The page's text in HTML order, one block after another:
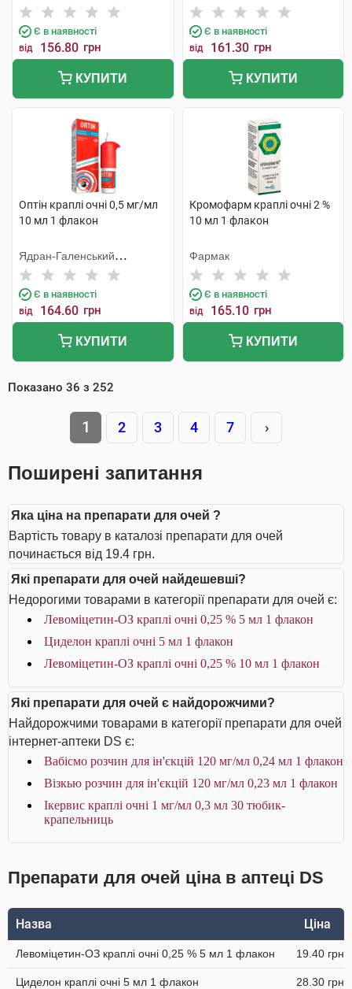
Є в наявності
від 156.80 грн
КУПИТИ
Є в наявності
від 161.30 грн
КУПИТИ
Оптін краплі очні 0,5 мг/мл
10 мл 1 флакон
Ядран-Галенський
Лабораторій
Є в наявності
від 164.60 грн
КУПИТИ
Кромофарм краплі очні 2 %
10 мл 1 флакон
Фармак
Є в наявності
від 165.10 грн
КУПИТИ
Показано 36 з 252
1 2 3 4 7 ›
Поширені запитання
Яка ціна на препарати для очей ?
Вартість товару в каталозі препарати для очей
починається від 19.4 грн.
Які препарати для очей найдешевші?
Недорогими товарами в категорії препарати для очей є:
Левоміцетин-ОЗ краплі очні 0,25 % 5 мл 1 флакон
Циделон краплі очні 5 мл 1 флакон
Левоміцетин-ОЗ краплі очні 0,25 % 10 мл 1 флакон
Які препарати для очей є найдорожчими?
Найдорожчими товарами в категорії препарати для очей
інтернет-аптеки DS є:
Вабісмо розчин для ін'єкцій 120 мг/мл 0,24 мл 1 флакон
Візкью розчин для ін'єкцій 120 мг/мл 0,23 мл 1 флакон
Ікервис краплі очні 1 мг/мл 0,3 мл 30 тюбик-
крапельниць
Препарати для очей ціна в аптеці DS
Назва Ціна
Левоміцетин-ОЗ краплі очні 0,25 % 5 мл 1 флакон 19.40 грн
Циделон краплі очні 5 мл 1 флакон 28.30 грн